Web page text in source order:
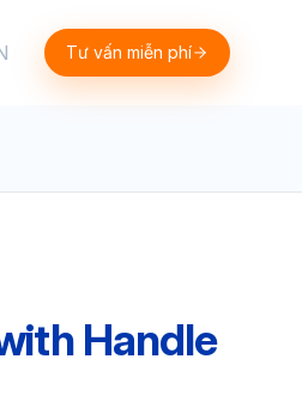
Tư vấn miễn phí
Handle